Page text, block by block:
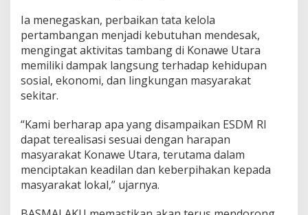
Ia menegaskan, perbaikan tata kelola
pertambangan menjadi kebutuhan mendesak,
mengingat aktivitas tambang di Konawe Utara
memiliki dampak langsung terhadap kehidupan
sosial, ekonomi, dan lingkungan masyarakat
sekitar.
“Kami berharap apa yang disampaikan ESDM RI
dapat terealisasi sesuai dengan harapan
masyarakat Konawe Utara, terutama dalam
menciptakan keadilan dan keberpihakan kepada
masyarakat lokal,” ujarnya.